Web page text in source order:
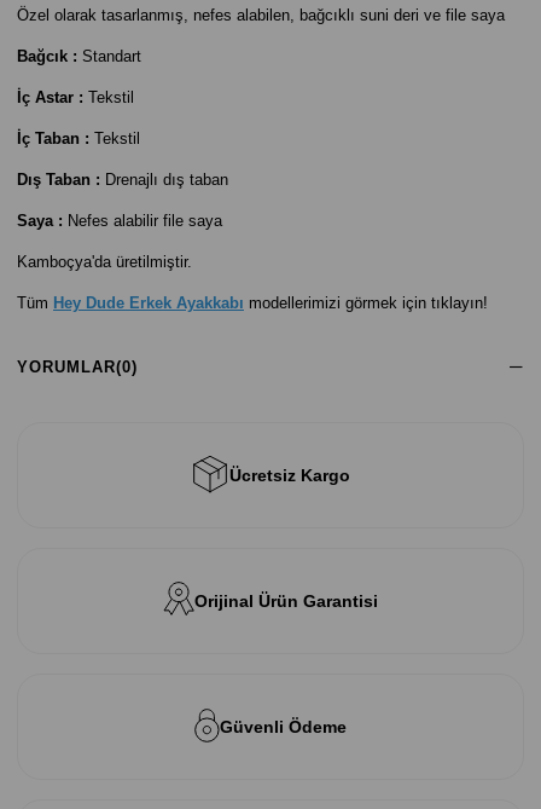
Özel olarak tasarlanmış, nefes alabilen, bağcıklı suni deri ve file saya
Bağcık : Standart
İç Astar : Tekstil
İç Taban : Tekstil
Dış Taban : Drenajlı dış taban
Saya : Nefes alabilir file saya
Kamboçya'da üretilmiştir.
Tüm Hey Dude Erkek Ayakkabı modellerimizi görmek için tıklayın!
YORUMLAR(0)
Ücretsiz Kargo
Orijinal Ürün Garantisi
Güvenli Ödeme